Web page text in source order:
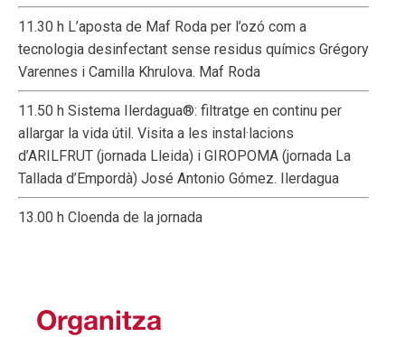
11.30 h L’aposta de Maf Roda per l’ozó com a
tecnologia desinfectant sense residus químics Grégory
Varennes i Camilla Khrulova. Maf Roda
11.50 h Sistema Ilerdagua®: filtratge en continu per
allargar la vida útil. Visita a les instal·lacions
d’ARILFRUT (jornada Lleida) i GIROPOMA (jornada La
Tallada d’Empordà) José Antonio Gómez. Ilerdagua
13.00 h Cloenda de la jornada
Organitza